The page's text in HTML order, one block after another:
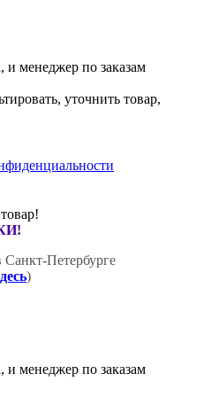
и менеджер по заказам
уточнить товар,
Санкт-Петербурге
)
и менеджер по заказам